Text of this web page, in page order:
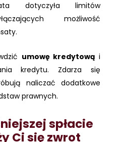
dotyczyła limitów
możliwość
umowę kredytową i
kredytu. Zdarza się
naliczać dodatkowe
prawnych.
spłacie
Ci się zwrot